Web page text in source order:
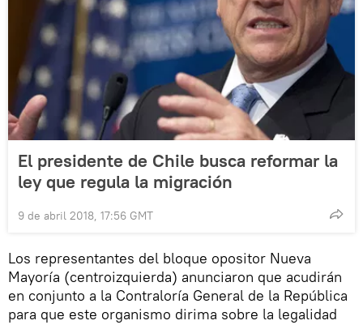
El presidente de Chile busca reformar la
ley que regula la migración
9 de abril 2018, 17:56 GMT
Los representantes del bloque opositor Nueva
Mayoría (centroizquierda) anunciaron que acudirán
en conjunto a la Contraloría General de la República
para que este organismo dirima sobre la legalidad